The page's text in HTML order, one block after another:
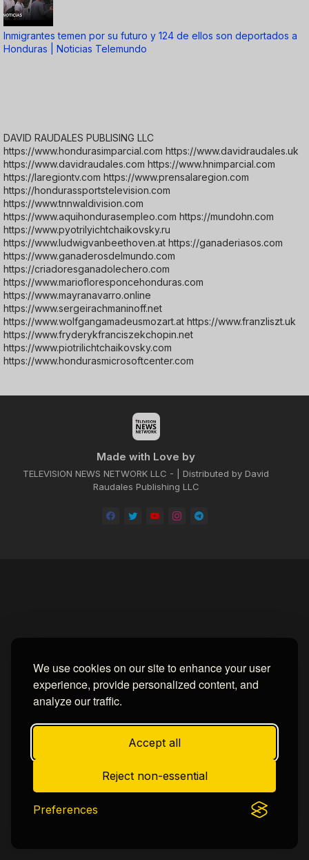
We use cookies on our site to enhance your user
experience, provide personalized content, and
analyze our traffic.
Accept all
Reject non-essential
Preferences
Inmigrantes temen por su futuro y 124 de ellos son deportados a
Honduras | Noticias Telemundo
DAVID RAUDALES PUBLISING LLC
https://www.hondurasimparcial.com https://www.davidraudales.uk
https://www.davidraudales.com https://www.hnimparcial.com
https://laregiontv.com https://www.prensalaregion.com
https://hondurassportstelevision.com
https://www.tnnwaldivision.com
https://www.aquihondurasempleo.com https://mundohn.com
https://www.pyotrilyichtchaikovsky.ru
https://www.ludwigvanbeethoven.at https://ganaderiasos.com
https://www.ganaderosdelmundo.com
https://criadoresganadolechero.com
https://www.mariofloresponcehonduras.com
https://www.mayranavarro.online
https://www.sergeirachmaninoff.net
https://www.wolfgangamadeusmozart.at https://www.franzliszt.uk
https://www.fryderykfranciszekchopin.net
https://www.piotrilichtchaikovsky.com
https://www.hondurasmicrosoftcenter.com
Made with Love by
TELEVISION NEWS NETWORK LLC - | Distributed by David
Raudales Publishing LLC